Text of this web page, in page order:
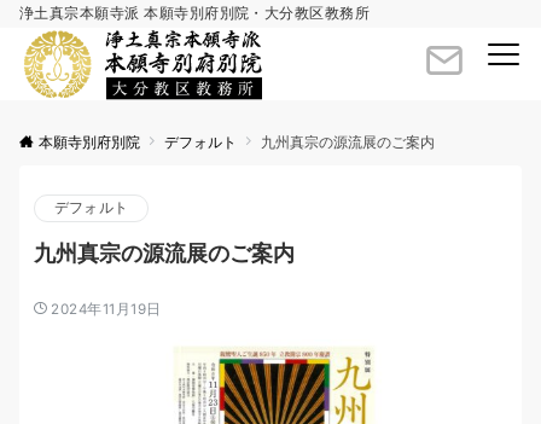
浄土真宗本願寺派 本願寺別府別院・大分教区教務所
本願寺別府別院 デフォルト 九州真宗の源流展のご案内
デフォルト
九州真宗の源流展のご案内
2024年11月19日